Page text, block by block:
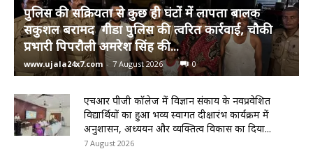
पुलिस की सक्रियता से कुछ ही घंटों में लापता बालक
सकुशल बरामद गीडा पुलिस की त्वरित कार्रवाई, चौकी
प्रभारी पिपरौली अमरेश सिंह की...
www.ujala24x7.com - 7 August 2026 0
एचआर पीजी कॉलेज में विज्ञान संकाय के नवप्रवेशित
विद्यार्थियों का हुआ भव्य स्वागत दीक्षारंभ कार्यक्रम में
अनुशासन, अध्ययन और व्यक्तित्व विकास का दिया...
7 August 2026